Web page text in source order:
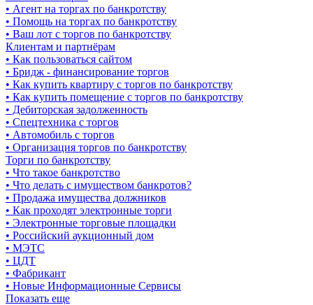
• Агент на торгах по банкротству
• Помощь на торгах по банкротству
• Ваш лот с торгов по банкротству
Клиентам и партнёрам
• Как пользоваться сайтом
• Бридж - финансирование торгов
• Как купить квартиру с торгов по банкротству
• Как купить помещение с торгов по банкротству
• Дебиторская задолженность
• Спецтехника с торгов
• Автомобиль с торгов
• Организация торгов по банкротству
Торги по банкротству
• Что такое банкротство
• Что делать с имуществом банкротов?
• Продажа имущества должников
• Как проходят электронные торги
• Электронные торговые площадки
• Российский аукционный дом
• МЭТС
• ЦДТ
• Фабрикант
• Новые Информационные Сервисы
Показать еще